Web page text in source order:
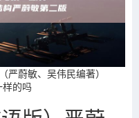
严蔚敏、吴伟民编著）
样的吗